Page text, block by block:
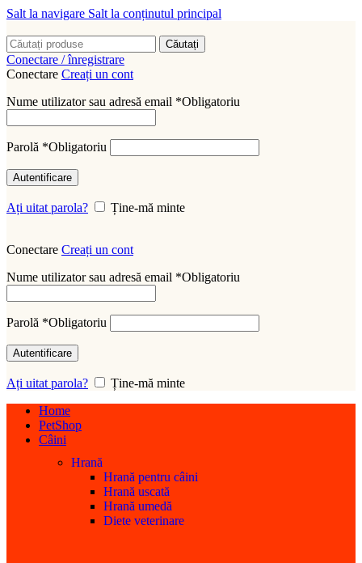
Salt la navigare Salt la conținutul principal
Căutați
Conectare / înregistrare
Conectare Creați un cont
Nume utilizator sau adresă email *Obligatoriu
Parolă *Obligatoriu
Autentificare
Ați uitat parola? Ține-mă minte
Conectare Creați un cont
Nume utilizator sau adresă email *Obligatoriu
Parolă *Obligatoriu
Autentificare
Ați uitat parola?
Ține-mă minte
Home
PetShop
Câini
Hrană
Hrană pentru câini
Hrană uscată
Hrană umedă
Diete veterinare